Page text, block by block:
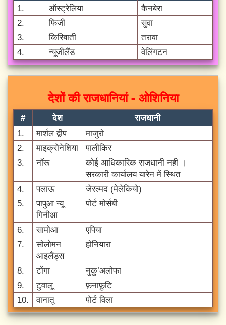
1.
ऑस्ट्रेलिया
कैनबेरा
2.
फिजी
सुवा
3.
किरिबाती
तरावा
4.
न्यूजीलैंड वेलिंगटन
देशों की राजधानियां - ओशिनिया
# देश
राजधानी
1.
मार्शल द्वीप
माजुरो
2.
माइक्रोनेशिया
पालीकिर
3.
नॉरू
कोई आधिकारिक राजधानी नही ।
सरकारी कार्यालय यारेन में स्थित
4.
पलाऊ
जेरल्मद (मेलेकियो)
5.
पापुआ न्यू
गिनीआ
पोर्ट मोर्सबी
6. सामोआ
एपिया
7.
सोलोमन
आइलैंड्स
होनियारा
8. टोंगा
नुकु’अलोफा
9.
टुवालू
फ़नाफ़ुटि
10.
वानातू पोर्ट विला